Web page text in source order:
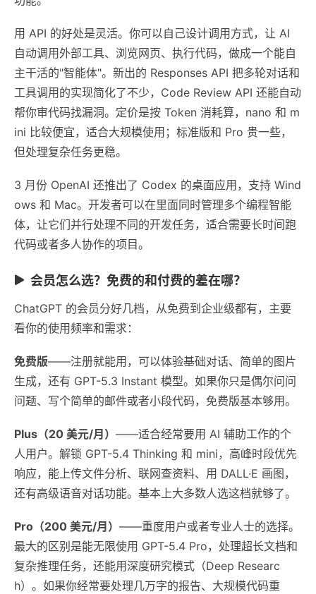
用 API 的好处是灵活。你可以自己设计调用方式，让 AI
自动调用外部工具、浏览网页、执行代码，做成一个能自
主干活的"智能体"。新出的 Responses API 把多轮对话和
工具调用的实现简化了不少，Code Review API 还能自动
帮你审代码找漏洞。定价是按 Token 消耗算，nano 和 m
ini 比较便宜，适合大规模使用；标准版和 Pro 贵一些，
但处理复杂任务更稳。
3 月份 OpenAI 还推出了 Codex 的桌面应用，支持 Wind
ows 和 Mac。开发者可以在里面同时管理多个编程智能
体，让它们并行处理不同的开发任务，适合需要长时间跑
代码或者多人协作的项目。
会员怎么选？免费的和付费的差在哪？
ChatGPT 的会员分好几档，从免费到企业级都有，主要
看你的使用频率和需求：
免费版——注册就能用，可以体验基础对话、简单的图片
生成，还有 GPT-5.3 Instant 模型。如果你只是偶尔问问
问题、写个简单的邮件或者小段代码，免费版基本够用。
Plus（20 美元/月） ——适合经常要用 AI 辅助工作的个
人用户。解锁 GPT-5.4 Thinking 和 mini，高峰时段优先
响应，能上传文件分析、联网查资料、用 DALL·E 画图，
还有高级语音对话功能。基本上大多数人选这档就够了。
Pro（200 美元/月） ——重度用户或者专业人士的选择。
最大的区别是能无限使用 GPT-5.4 Pro，处理超长文档和
复杂推理任务，还能用深度研究模式（Deep Researc
h）。如果你经常要处理几万字的报告、大规模代码重